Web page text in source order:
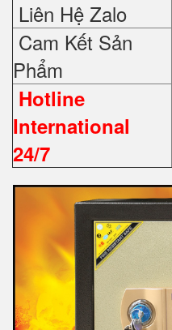
Liên Hệ Zalo
Cam Kết Sản
Phẩm
Hotline
International
24/7